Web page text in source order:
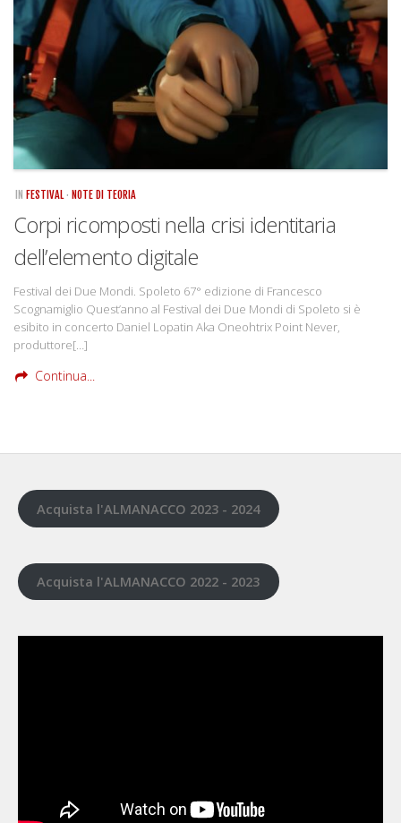
Copertine
Mnemosyne
IN FESTIVAL· NOTE DI TEORIA
Corpi ricomposti nella crisi identitaria
dell’elemento digitale
Festival dei Due Mondi. Spoleto 67° edizione di Francesco
Scognamiglio Quest’anno al Festival dei Due Mondi di Spoleto si è
esibito in concerto Daniel Lopatin Aka Oneohtrix Point Never,
produttore[…]
Continua...
Acquista l'ALMANACCO 2023 - 2024
Acquista l'ALMANACCO 2022 - 2023